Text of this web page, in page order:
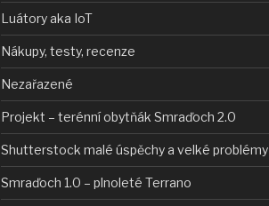
Luátory aka IoT
Nákupy, testy, recenze
Nezařazené
Projekt – terénní obytňák Smraďoch 2.0
Shutterstock malé úspěchy a velké problémy
Smraďoch 1.0 – plnoleté Terrano